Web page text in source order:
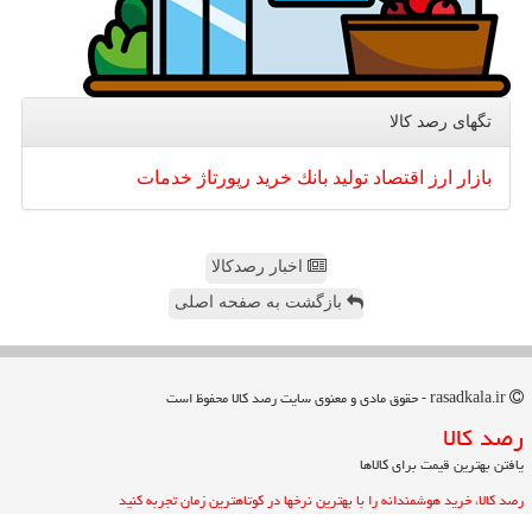
تگهای رصد كالا
بازار ارز اقتصاد تولید بانك خرید رپورتاژ خدمات
اخبار رصدکالا
بازگشت به صفحه اصلی
رصد كالا
یافتن بهترین قیمت برای کالاها
رصد کالا، خرید هوشمندانه را با بهترین نرخها در کوتاهترین زمان تجربه کنید